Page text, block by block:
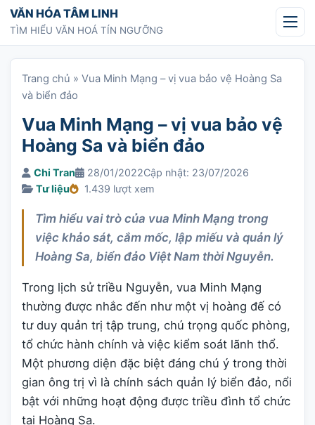
Chuyển tới nội dung
VĂN HÓA TÂM LINH
TÌM HIỂU VĂN HOÁ TÍN NGƯỠNG
Trang chủ » Vua Minh Mạng – vị vua bảo vệ Hoàng Sa
và biển đảo
Vua Minh Mạng – vị vua bảo vệ
Hoàng Sa và biển đảo
Chi Tran 28/01/2022Cập nhật: 23/07/2026
Tư liệu
1.439 lượt xem
Tìm hiểu vai trò của vua Minh Mạng trong
việc khảo sát, cắm mốc, lập miếu và quản lý
Hoàng Sa, biển đảo Việt Nam thời Nguyễn.
Trong lịch sử triều Nguyễn, vua Minh Mạng
thường được nhắc đến như một vị hoàng đế có
tư duy quản trị tập trung, chú trọng quốc phòng,
tổ chức hành chính và việc kiểm soát lãnh thổ.
Một phương diện đặc biệt đáng chú ý trong thời
gian ông trị vì là chính sách quản lý biển đảo, nổi
bật với những hoạt động được triều đình tổ chức
tại Hoàng Sa.